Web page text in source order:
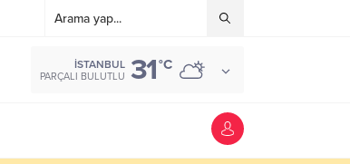
İSTANBUL
PARÇALI BULUTLU 31°C